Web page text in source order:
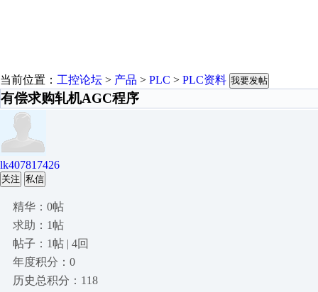
当前位置： 工控论坛 > 产品 > PLC > PLC资料 我要发帖
有偿求购轧机AGC程序
lk407817426
关注 私信
精华：0帖
求助：1帖
帖子：1帖 | 4回
年度积分：0
历史总积分：118